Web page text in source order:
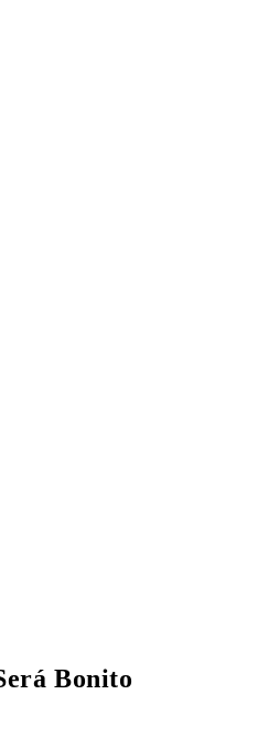
Bonito